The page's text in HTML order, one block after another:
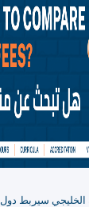
سيربط دول